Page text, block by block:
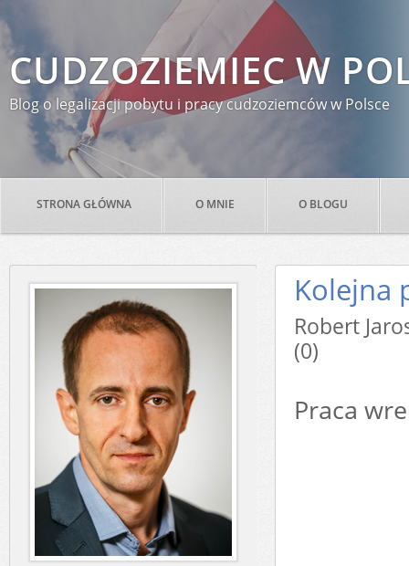
CUDZOZIEMIEC W
Blog o legalizacji pobytu i pracy cudzoziemców w Polsce
STRONA GŁÓWNA O MNIE O BLOGU
Kolejna
Robert
(0)
Praca